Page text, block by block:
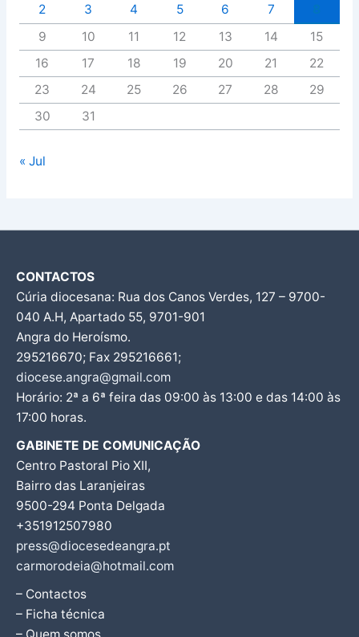
2
3 4 5 6 7
9
10 11 12 13 14
15
16
17 18 19 20 21
22
23
24 25 26 27 28
29
30
31
« Jul
CONTACTOS
Cúria diocesana: Rua dos Canos Verdes, 127 – 9700-
040 A.H, Apartado 55, 9701-901
Angra do Heroísmo.
295216670; Fax 295216661;
diocese.angra@gmail.com
Horário: 2ª a 6ª feira das 09:00 às 13:00 e das 14:00 às
17:00 horas.
GABINETE DE COMUNICAÇÃO
Centro Pastoral Pio XII,
Bairro das Laranjeiras
9500-294 Ponta Delgada
+351912507980
press@diocesedeangra.pt
carmorodeia@hotmail.com
– Contactos
– Ficha técnica